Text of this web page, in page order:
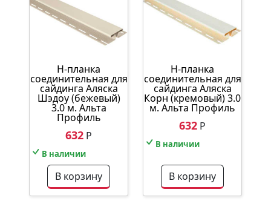
Н-планка
соединительная для
сайдинга Аляска
Шэдоу (бежевый)
3.0 м. Альта
Профиль
632 Р
В наличии
В корзину
Н-планка
соединительная для
сайдинга Аляска
Корн (кремовый) 3.0
м. Альта Профиль
632 Р
В наличии
В корзину